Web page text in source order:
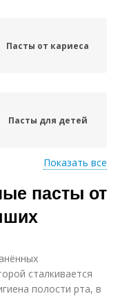
Пасты от кариеса
Пасты для детей
Пасты для
предотвращения
Зубная паста
Показать все
пасты от
сталкивается
полости рта, в